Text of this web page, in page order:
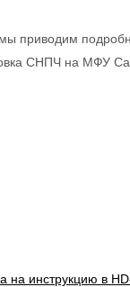
приводим
СНПЧ на МФУ
на инструкцию в